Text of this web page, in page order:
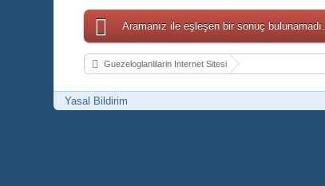
Aramanız ile eşleşen bir sonuç bulunamadı.
Guezeloglanlilarin Internet Sitesi
Yasal Bildirim